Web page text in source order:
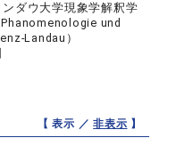
ダウ大学現象学解釈学
und
Landau）
【 表示 ／非表示 】